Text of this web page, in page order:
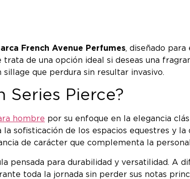
French Avenue Perfumes, diseñado
de una opción ideal si deseas una
que perdura sin resultar invasivo.
Series Pierce?
hombre por su enfoque en la elegancia
sofisticación de los espacios equestres y la
de carácter que complementa la
pensada para durabilidad y versatilidad. A
toda la jornada sin perder sus notas